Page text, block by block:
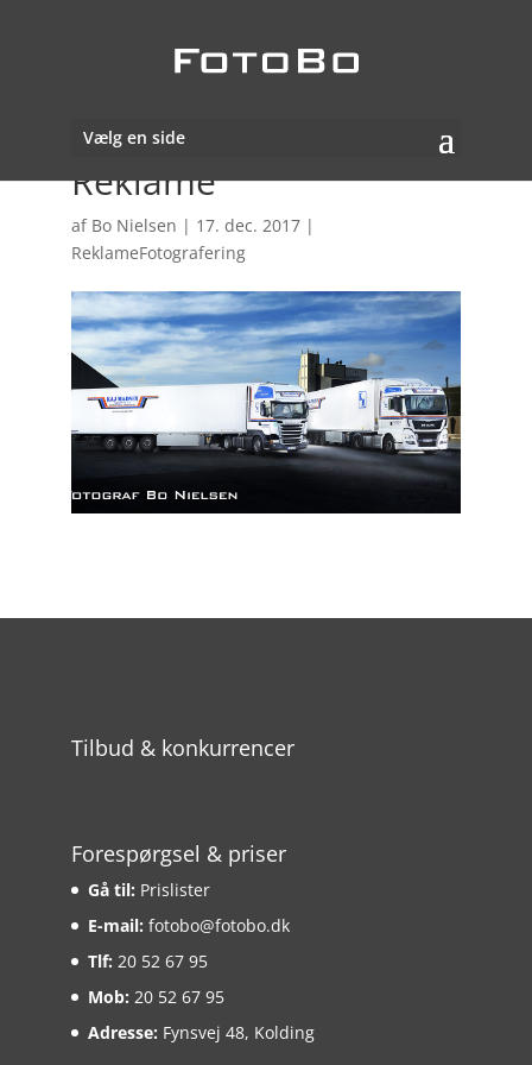
Vælg en side
Reklame
af Bo Nielsen | 17. dec. 2017|
ReklameFotografering
Tilbud & konkurrencer
Forespørgsel & priser
Gå til: Prislister
E-mail: fotobo@fotobo.dk
Tlf: 20 52 67 95
Mob: 20 52 67 95
Adresse: Fynsvej 48, Kolding